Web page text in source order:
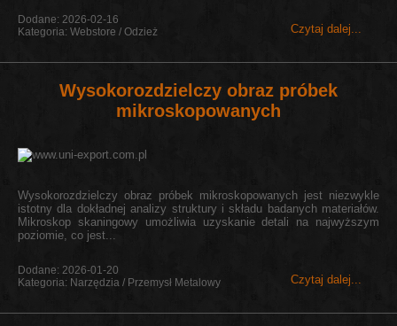
Czytaj dalej...
Dodane: 2026-02-16
Kategoria: Webstore / Odzież
Wysokorozdzielczy obraz próbek
mikroskopowanych
Wysokorozdzielczy obraz próbek mikroskopowanych jest niezwykle
istotny dla dokładnej analizy struktury i składu badanych materiałów.
Mikroskop skaningowy umożliwia uzyskanie detali na najwyższym
poziomie, co jest...
Czytaj dalej...
Dodane: 2026-01-20
Kategoria: Narzędzia / Przemysł Metalowy